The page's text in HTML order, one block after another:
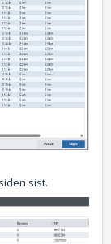
sist.